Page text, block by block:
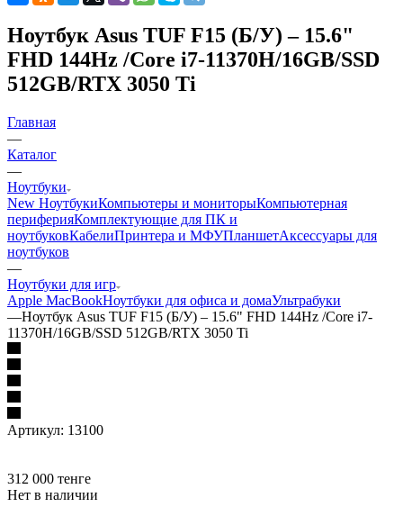
Ноутбук Asus TUF F15 (Б/У) – 15.6"
FHD 144Hz /Core i7-11370H/16GB/SSD
512GB/RTX 3050 Ti
Главная
—
Каталог
—
Ноутбуки
New НоутбукиКомпьютеры и мониторыКомпьютерная
периферияКомплектующие для ПК и
ноутбуковКабелиПринтера и МФУПланшетАксессуары для
ноутбуков
—
Ноутбуки для игр
Apple MacBookНоутбуки для офиса и домаУльтрабуки
—Ноутбук Asus TUF F15 (Б/У) – 15.6" FHD 144Hz /Core i7-
11370H/16GB/SSD 512GB/RTX 3050 Ti
Артикул: 13100
312 000 тенге
Нет в наличии